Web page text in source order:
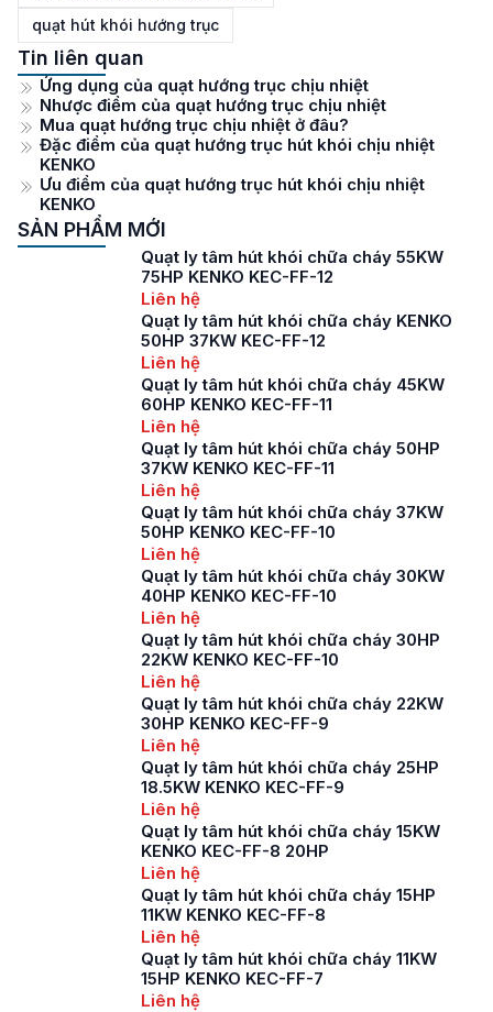
quạt hút khói hướng trục
Tin liên quan
Ứng dụng của quạt hướng trục chịu nhiệt
Nhược điểm của quạt hướng trục chịu nhiệt
Mua quạt hướng trục chịu nhiệt ở đâu?
Đặc điểm của quạt hướng trục hút khói chịu nhiệt
KENKO
Ưu điểm của quạt hướng trục hút khói chịu nhiệt
KENKO
SẢN PHẨM MỚI
Quạt ly tâm hút khói chữa cháy 55KW
75HP KENKO KEC-FF-12
Liên hệ
Quạt ly tâm hút khói chữa cháy KENKO
50HP 37KW KEC-FF-12
Liên hệ
Quạt ly tâm hút khói chữa cháy 45KW
60HP KENKO KEC-FF-11
Liên hệ
Quạt ly tâm hút khói chữa cháy 50HP
37KW KENKO KEC-FF-11
Liên hệ
Quạt ly tâm hút khói chữa cháy 37KW
50HP KENKO KEC-FF-10
Liên hệ
Quạt ly tâm hút khói chữa cháy 30KW
40HP KENKO KEC-FF-10
Liên hệ
Quạt ly tâm hút khói chữa cháy 30HP
22KW KENKO KEC-FF-10
Liên hệ
Quạt ly tâm hút khói chữa cháy 22KW
30HP KENKO KEC-FF-9
Liên hệ
Quạt ly tâm hút khói chữa cháy 25HP
18.5KW KENKO KEC-FF-9
Liên hệ
Quạt ly tâm hút khói chữa cháy 15KW
KENKO KEC-FF-8 20HP
Liên hệ
Quạt ly tâm hút khói chữa cháy 15HP
11KW KENKO KEC-FF-8
Liên hệ
Quạt ly tâm hút khói chữa cháy 11KW
15HP KENKO KEC-FF-7
Liên hệ